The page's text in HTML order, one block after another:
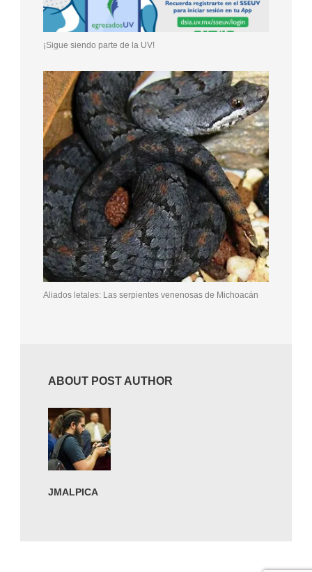
¡Sigue siendo parte de la UV!
Aliados letales: Las serpientes venenosas de Michoacán
ABOUT POST AUTHOR
JMALPICA